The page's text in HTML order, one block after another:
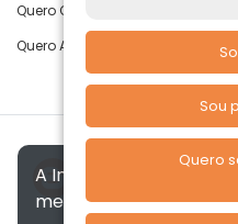
Sou
Quero
Quero Comprar
Quero Alugar
A Imóvelp utiliza
melhorar a sua